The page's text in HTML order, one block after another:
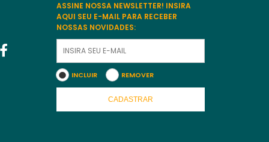
ASSINE NOSSA NEWSLETTER! INSIRA
AQUI SEU E-MAIL PARA RECEBER
NOSSAS NOVIDADES:
INCLUIR REMOVER
CADASTRAR